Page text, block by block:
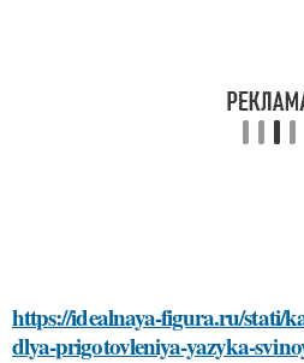
https://idealnaya-figura.ru/stati/
dlya-prigotovleniya-yazyka-